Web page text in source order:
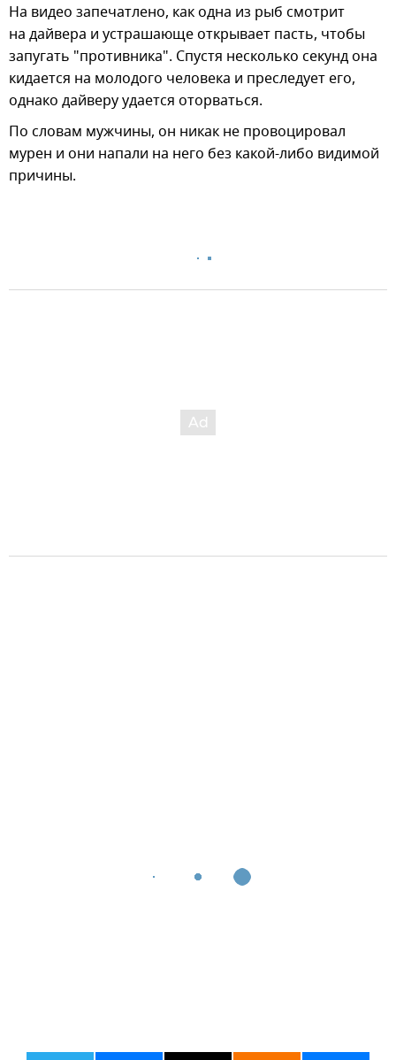
На видео запечатлено, как одна из рыб смотрит
на дайвера и устрашающе открывает пасть, чтобы
запугать "противника". Спустя несколько секунд она
кидается на молодого человека и преследует его,
однако дайверу удается оторваться.
По словам мужчины, он никак не провоцировал
мурен и они напали на него без какой-либо видимой
причины.